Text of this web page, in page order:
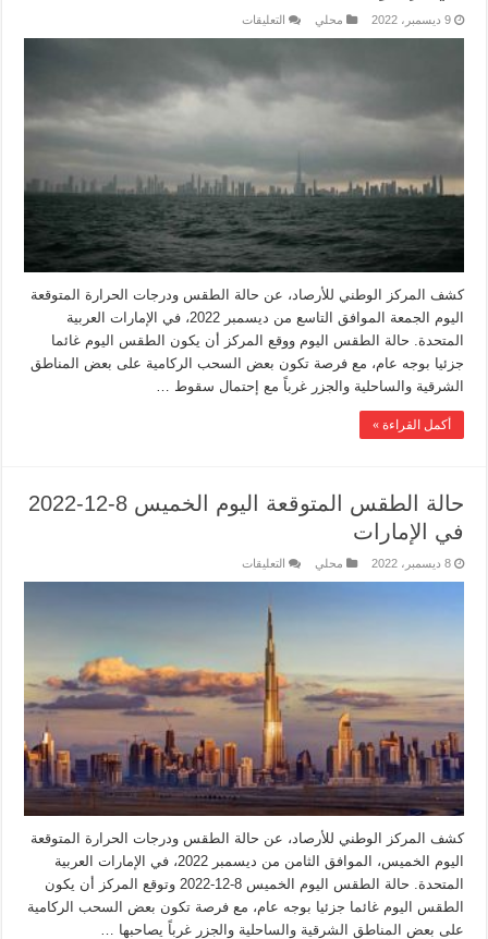
9 ديسمبر، 2022 محلي التعليقات
كشف المركز الوطني للأرصاد، عن حالة الطقس ودرجات الحرارة المتوقعة
اليوم الجمعة الموافق التاسع من ديسمبر 2022، في الإمارات العربية
المتحدة. حالة الطقس اليوم ووقع المركز أن يكون الطقس اليوم غائما
جزئيا بوجه عام، مع فرصة تكون بعض السحب الركامية على بعض المناطق
الشرقية والساحلية والجزر غرباً مع إحتمال سقوط …
أكمل القراءة »
حالة الطقس المتوقعة اليوم الخميس 8-12-2022
في الإمارات
8 ديسمبر، 2022 محلي التعليقات
كشف المركز الوطني للأرصاد، عن حالة الطقس ودرجات الحرارة المتوقعة
اليوم الخميس، الموافق الثامن من ديسمبر 2022، في الإمارات العربية
المتحدة. حالة الطقس اليوم الخميس 8-12-2022 وتوقع المركز أن يكون
الطقس اليوم غائما جزئيا بوجه عام، مع فرصة تكون بعض السحب الركامية
على بعض المناطق الشرقية والساحلية والجزر غرباً يصاحبها …